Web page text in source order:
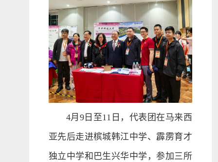
4月9日至11日，代表团在马来西
亚先后走进槟城韩江中学、霹雳育才
独立中学和巴生兴华中学，参加三所